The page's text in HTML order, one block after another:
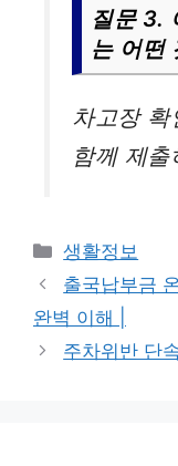
질문 3.
는 어떤
차고장 확
함께 제
카
테
리
생활정보
출국납부금
완벽 이해 |
주차위반 단